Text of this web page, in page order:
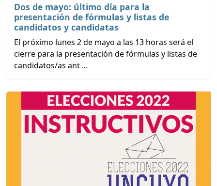
Dos de mayo: último día para la
presentación de fórmulas y listas de
candidatos y candidatas
El próximo lunes 2 de mayo a las 13 horas será el
cierre para la presentación de fórmulas y listas de
candidatos/as ant ...